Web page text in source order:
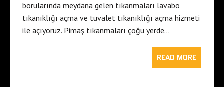
borularında meydana gelen tıkanmaları lavabo
tıkanıklığı açma ve tuvalet tıkanıklığı açma hizmeti
ile açıyoruz. Pimaş tıkanmaları çoğu yerde…
READ MORE